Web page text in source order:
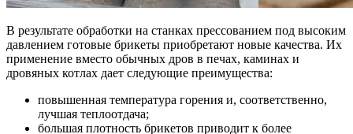
В результате обработки на станках прессованием под высоким
давлением готовые брикеты приобретают новые качества. Их
применение вместо обычных дров в печах, каминах и
дровяных котлах дает следующие преимущества:
повышенная температура горения и, соответственно,
лучшая теплоотдача;
большая плотность брикетов приводит к более